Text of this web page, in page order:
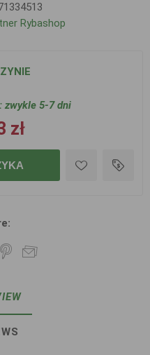
Rybashop
zwykle 5-7 dni
zł